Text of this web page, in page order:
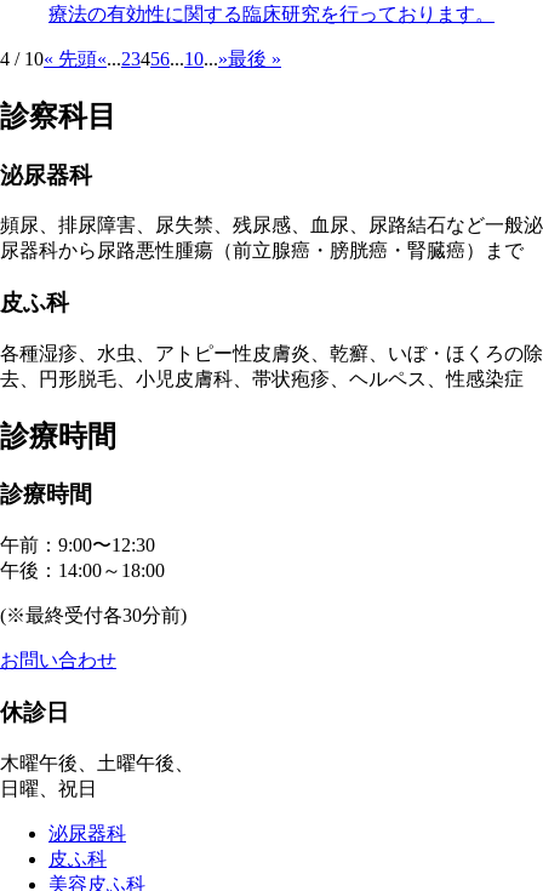
療法の有効性に関する臨床研究を行っております。
4 / 10« 先頭«...23456...10...»最後 »
診察科目
泌尿器科
頻尿、排尿障害、尿失禁、残尿感、血尿、尿路結石など一般泌
尿器科から尿路悪性腫瘍（前立腺癌・膀胱癌・腎臓癌）まで
皮ふ科
各種湿疹、水虫、アトピー性皮膚炎、乾癬、いぼ・ほくろの除
去、円形脱毛、小児皮膚科、帯状疱疹、ヘルペス、性感染症
診療時間
診療時間
午前：9:00〜12:30
午後：14:00～18:00
(※最終受付各30分前)
お問い合わせ
休診日
木曜午後、土曜午後、
日曜、祝日
泌尿器科
皮ふ科
美容皮ふ科